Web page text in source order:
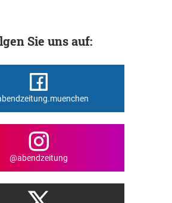
Sie uns auf:
@abendzeitung